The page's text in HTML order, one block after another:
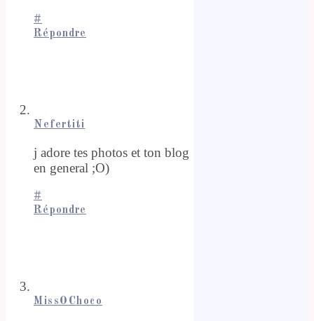
#
Répondre
Nefertiti
j adore tes photos et ton blog
en general ;O)
#
Répondre
MissOChoco